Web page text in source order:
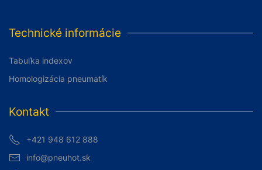
Technické informácie
Tabuľka indexov
Homologizácia pneumatík
Kontakt
+421 948 612 888
info@pneuhot.sk